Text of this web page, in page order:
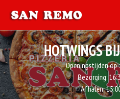
HOTWINGS
Openingstijden op
Bezorging:
Afhalen: